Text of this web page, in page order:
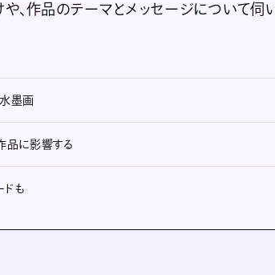
、作品のテーマとメッセージについて伺い
墨画
品に影響する
ドも